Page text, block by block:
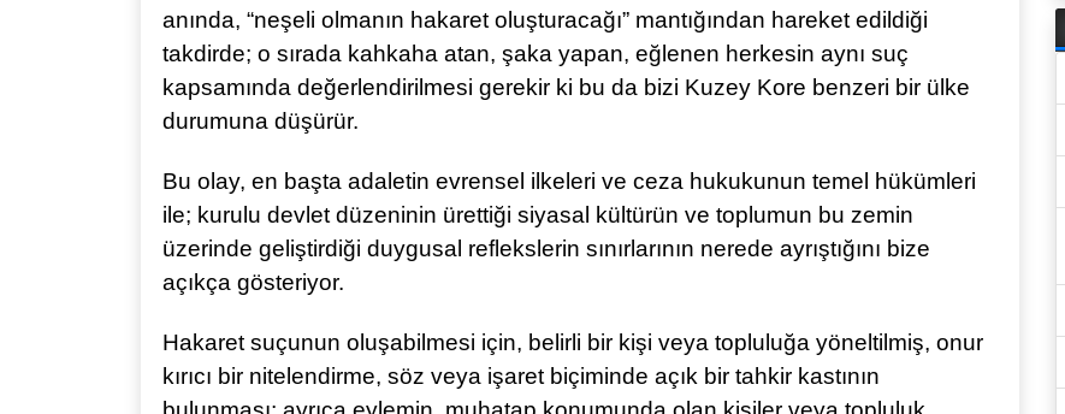
anında, “neşeli olmanın hakaret oluşturacağı” mantığından hareket edildiği
takdirde; o sırada kahkaha atan, şaka yapan, eğlenen herkesin aynı suç
kapsamında değerlendirilmesi gerekir ki bu da bizi Kuzey Kore benzeri bir ülke
durumuna düşürür.
Bu olay, en başta adaletin evrensel ilkeleri ve ceza hukukunun temel hükümleri
ile; kurulu devlet düzeninin ürettiği siyasal kültürün ve toplumun bu zemin
üzerinde geliştirdiği duygusal reflekslerin sınırlarının nerede ayrıştığını bize
açıkça gösteriyor.
Hakaret suçunun oluşabilmesi için, belirli bir kişi veya topluluğa yöneltilmiş, onur
kırıcı bir nitelendirme, söz veya işaret biçiminde açık bir tahkir kastının